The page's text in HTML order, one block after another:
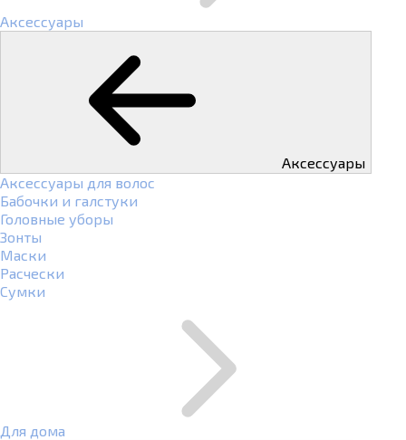
Аксессуары
Аксессуары
Аксессуары для волос
Бабочки и галстуки
Головные уборы
Зонты
Маски
Расчески
Сумки
Для дома